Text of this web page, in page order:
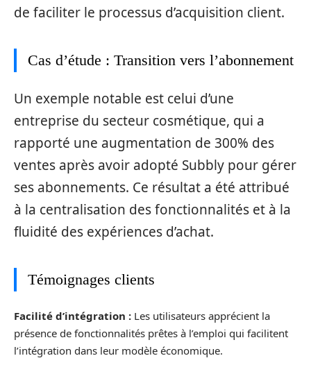
de faciliter le processus d’acquisition client.
Cas d’étude : Transition vers l’abonnement
Un exemple notable est celui d’une
entreprise du secteur cosmétique, qui a
rapporté une augmentation de 300% des
ventes après avoir adopté Subbly pour gérer
ses abonnements. Ce résultat a été attribué
à la centralisation des fonctionnalités et à la
fluidité des expériences d’achat.
Témoignages clients
Facilité d’intégration : Les utilisateurs apprécient la
présence de fonctionnalités prêtes à l’emploi qui facilitent
l’intégration dans leur modèle économique.